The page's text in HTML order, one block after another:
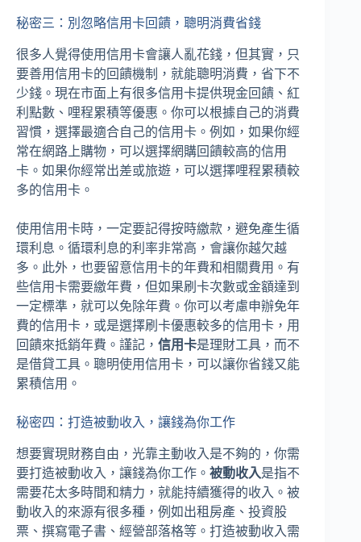
秘密三：別忽略信用卡回饋，聰明消費省錢
很多人覺得使用信用卡會讓人亂花錢，但其實，只
要善用信用卡的回饋機制，就能聰明消費，省下不
少錢。現在市面上有很多信用卡提供現金回饋、紅
利點數、哩程累積等優惠。你可以根據自己的消費
習慣，選擇最適合自己的信用卡。例如，如果你經
常在網路上購物，可以選擇網購回饋較高的信用
卡。如果你經常出差或旅遊，可以選擇哩程累積較
多的信用卡。
使用信用卡時，一定要記得按時繳款，避免產生循
環利息。循環利息的利率非常高，會讓你越欠越
多。此外，也要留意信用卡的年費和相關費用。有
些信用卡需要繳年費，但如果刷卡次數或金額達到
一定標準，就可以免除年費。你可以考慮申辦免年
費的信用卡，或是選擇刷卡優惠較多的信用卡，用
回饋來抵銷年費。謹記， 信用卡是理財工具，而不
是借貸工具。聰明使用信用卡，可以讓你省錢又能
累積信用。
秘密四：打造被動收入，讓錢為你工作
想要實現財務自由，光靠主動收入是不夠的，你需
要打造被動收入，讓錢為你工作。 被動收入是指不
需要花太多時間和精力，就能持續獲得的收入。被
動收入的來源有很多種，例如出租房產、投資股
票、撰寫電子書、經營部落格等。打造被動收入需